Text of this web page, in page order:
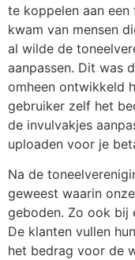
te koppelen aan
kwam van mensen
al wilde de
aanpassen. Dit was
omheen ontwikkeld
gebruiker zelf het
de invulvakjes
uploaden voor je
Na de
geweest waarin
geboden. Zo ook bij
De klanten vullen
het bedrag voor de